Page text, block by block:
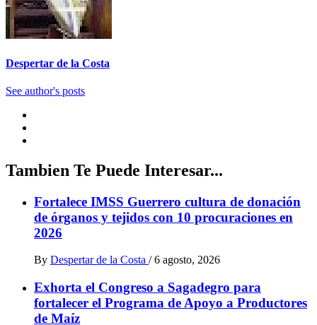
Despertar de la Costa
See author's posts
Tambien Te Puede Interesar...
Fortalece IMSS Guerrero cultura de donación
de órganos y tejidos con 10 procuraciones en
2026
By Despertar de la Costa / 6 agosto, 2026
Exhorta el Congreso a Sagadegro para
fortalecer el Programa de Apoyo a Productores
de Maíz